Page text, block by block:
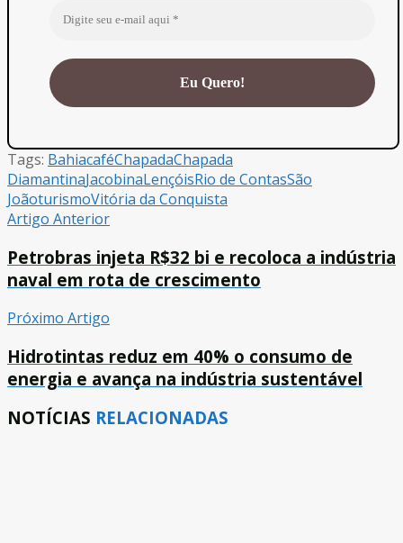
Tags: BahiacaféChapadaChapada
DiamantinaJacobinaLençóisRio de ContasSão
JoãoturismoVitória da Conquista
Artigo Anterior
Petrobras injeta R$32 bi e recoloca a indústria
naval em rota de crescimento
Próximo Artigo
Hidrotintas reduz em 40% o consumo de
energia e avança na indústria sustentável
NOTÍCIAS RELACIONADAS